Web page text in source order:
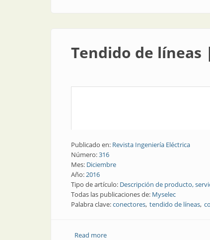
Tendido de líneas
Publicado en: Revista Ingeniería Eléctrica
Número:316
Mes: Diciembre
Año:2016
Tipo de artículo: Descripción de producto,
Todas las publicaciones de: Myselec
Palabra clave:conectores tendido de líneas
Read moreabout Tendido de líneas | Sistema